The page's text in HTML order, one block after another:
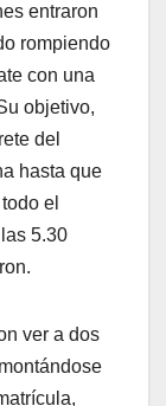
entraron
rompiendo
con una
objetivo,
del
hasta que
el
5.30
ver a dos